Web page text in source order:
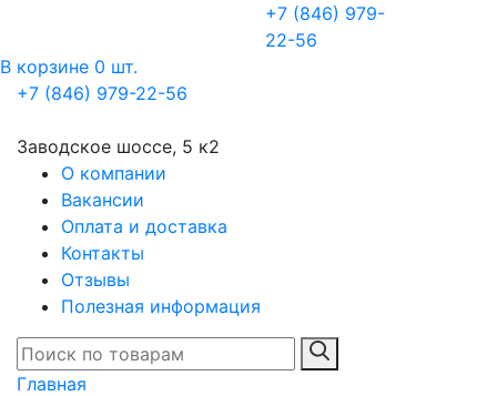
+7 (846) 979-
22-56
В корзине 0 шт.
+7 (846) 979-22-56
Заводское шоссе, 5 к2
О компании
Вакансии
Оплата и доставка
Контакты
Отзывы
Полезная информация
Главная